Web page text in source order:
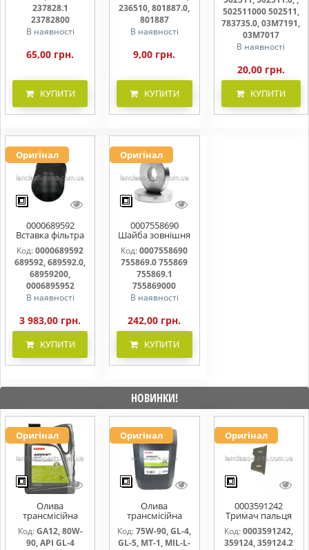
237828.1
23782800
В наявності
65,00 грн.
КУПИТИ
236510, 801887.0,
801887
В наявності
9,00 грн.
КУПИТИ
502511000 502511,
783735.0, 03M7191,
03M7017
В наявності
20,00 грн.
КУПИТИ
Оригінал
0000689592
Вставка фільтра
689592, 689592.0,
68959200,
0006895952
Код:0000689592
689592, 689592.0,
68959200,
0006895952
В наявності
3 983,00 грн.
КУПИТИ
Оригінал
0007558690
Шайба зовнішня
ножа
подрібнювача
755869.0 755869
755869.1
755869000
Код: 0007558690
755869.0 755869
755869.1
755869000
В наявності
242,00 грн.
КУПИТИ
НОВИНКИ!
Оригінал
Олива
трансмісійна
AGRISHIFT GA12 5
л
Код:GA12, 80W-
90, API GL-4
Оригінал
Олива
трансмісійна
AGRISHIFT SYN FE
75W90 20л
Код: 75W-90, GL-4,
GL-5, MT-1, MIL-L-
Оригінал
0003591242
Тримач пальця
жниварки
Код:0003591242,
359124, 359124.2